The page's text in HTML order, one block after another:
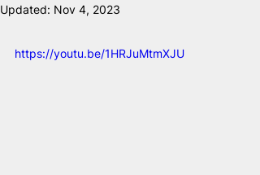
Updated: Nov 4, 2023
https://youtu.be/1HRJuMtmXJU